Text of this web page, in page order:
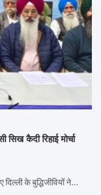
कैदी रिहाई मोर्चा
दिल्ली के बुद्धिजीवियों ने…